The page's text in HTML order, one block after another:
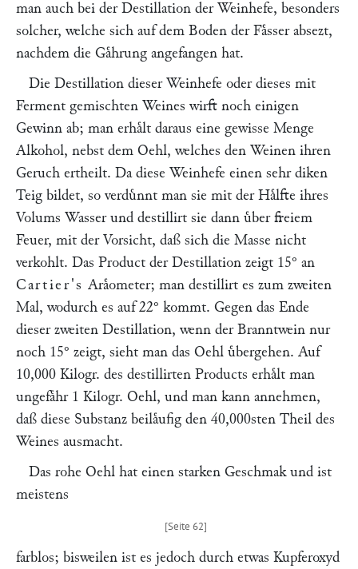
man auch bei der Destillation der Weinhefe, besonders
solcher, welche sich auf dem Boden der Faͤsser absezt,
nachdem die Gaͤhrung angefangen hat.
Die Destillation dieser Weinhefe oder dieses mit
Ferment gemischten Weines wirft noch einigen
Gewinn ab; man erhaͤlt daraus eine gewisse Menge
Alkohol, nebst dem Oehl, welches den Weinen ihren
Geruch ertheilt. Da diese Weinhefe einen sehr diken
Teig bildet, so verduͤnnt man sie mit der Haͤlfte ihres
Volums Wasser und destillirt sie dann uͤber freiem
Feuer, mit der Vorsicht, daß sich die Masse nicht
verkohlt. Das Product der Destillation zeigt 15° an
Cartier's Araͤometer; man destillirt es zum zweiten
Mal, wodurch es auf 22° kommt. Gegen das Ende
dieser zweiten Destillation, wenn der Branntwein nur
noch 15° zeigt, sieht man das Oehl uͤbergehen. Auf
10,000 Kilogr. des destillirten Products erhaͤlt man
ungefaͤhr 1 Kilogr. Oehl, und man kann annehmen,
daß diese Substanz beilaͤufig den 40,000sten Theil des
Weines ausmacht.
Das rohe Oehl hat einen starken Geschmak und ist
meistens
farblos; bisweilen ist es jedoch durch etwas Kupferoxyd